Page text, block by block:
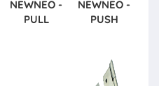
NEWNEO -
PULL
NEWNEO -
PUSH